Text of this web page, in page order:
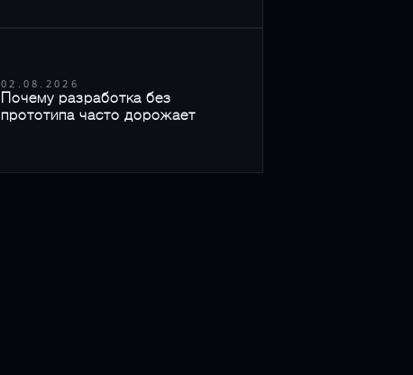
02.08.2026
Почему разработка без
прототипа часто дорожает